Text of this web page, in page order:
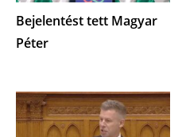
Bejelentést tett Magyar
Péter